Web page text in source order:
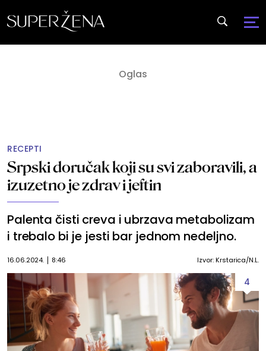
RECEPTI
Srpski doručak koji su svi zaboravili, a
izuzetno je zdrav i jeftin
Palenta čisti creva i ubrzava metabolizam
i trebalo bi je jesti bar jednom nedeljno.
16.06.2024. 8:46 Izvor: Krstarica/N.L.
4